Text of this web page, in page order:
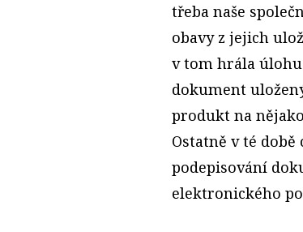
třeba naše
obavy z jejich
v tom hrála
dokument
produkt na
Ostatně v té
podepisování
elektronického